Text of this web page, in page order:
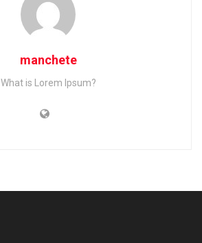
manchete
What is Lorem Ipsum?